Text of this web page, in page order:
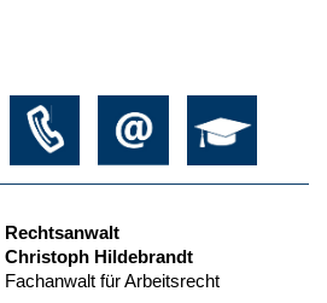
Rechtsanwalt
Christoph Hildebrandt
Fachanwalt für Arbeitsrecht